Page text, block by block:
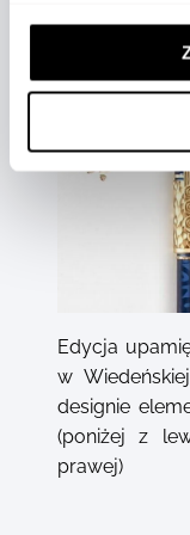
Edycja
w
designie
(poniżej z
prawej)